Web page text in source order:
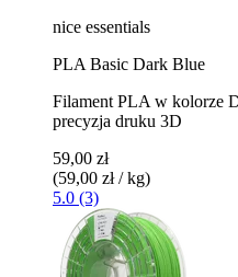
nice essentials
PLA Basic Dark Blue
Filament PLA w kolorze
precyzja druku 3D
59,00 zł
(59,00 zł / kg)
5.0 (3)